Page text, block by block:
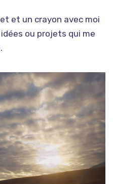
et un crayon avec moi
ou projets qui me